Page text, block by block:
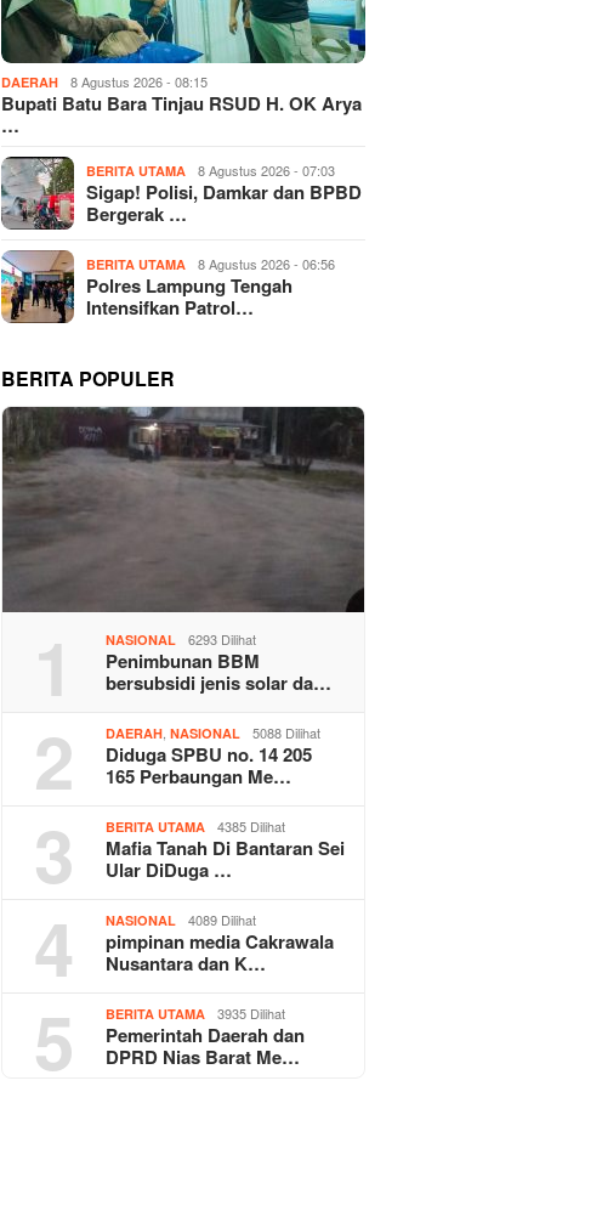
DAERAH 8 Agustus 2026 - 08:15
Bupati Batu Bara Tinjau RSUD H. OK Arya
…
BERITA UTAMA 8 Agustus 2026 - 07:03
Sigap! Polisi, Damkar dan BPBD
Bergerak …
BERITA UTAMA 8 Agustus 2026 - 06:56
Polres Lampung Tengah
Intensifkan Patrol…
BERITA POPULER
1 NASIONAL 6293 Dilihat
Penimbunan BBM
bersubsidi jenis solar da…
2 DAERAH,NASIONAL 5088 Dilihat
Diduga SPBU no. 14 205
165 Perbaungan Me…
3 BERITA UTAMA 4385 Dilihat
Mafia Tanah Di Bantaran Sei
Ular DiDuga …
4 NASIONAL 4089 Dilihat
pimpinan media Cakrawala
Nusantara dan K…
5 BERITA UTAMA 3935 Dilihat
Pemerintah Daerah dan
DPRD Nias Barat Me…